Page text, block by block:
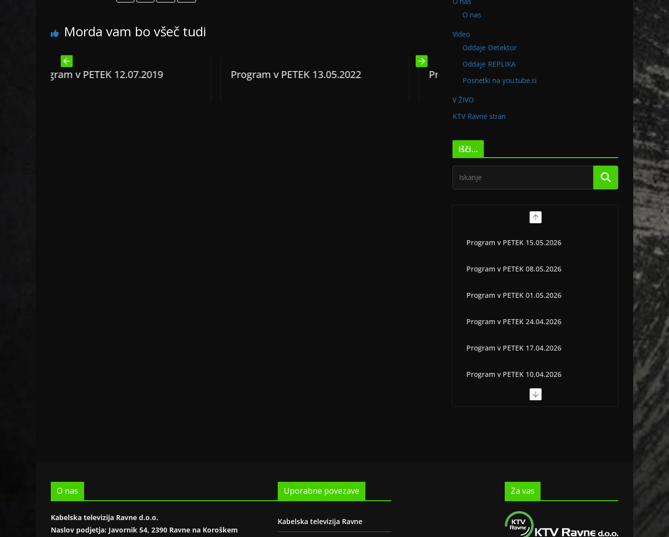
Morda vam bo všeč tudi
12.07.2019 Program v PETEK 13.05.2022 Program v PETEK 31.12.2021 Program v PETEK
O nas
Video
Oddaje Detektor
Oddaje REPLIKA
Posnetki na you.tube.si
V ŽIVO
KTV Ravne stran
Išči…
Program v PETEK 15.05.2026
Program v PETEK 08.05.2026
Program v PETEK 01.05.2026
Program v PETEK 24.04.2026
Program v PETEK 17.04.2026
Program v PETEK 10.04.2026
Program v PETEK 03.04.2026
O nas
Kabelska televizija Ravne d.o.o.
Naslov podjetja: Javornik 54, 2390 Ravne na Koroškem
Uporabne povezave
Kabelska televizija Ravne
Za vas